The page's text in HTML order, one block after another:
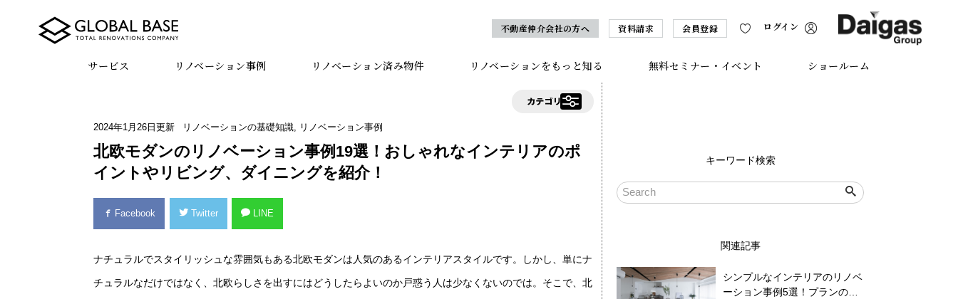
不動産仲介会社の方へ 資料請求 会員登録 ログイン
サービス リノベーション事例 リノベーション済み物件 リノベーションをもっと知る 無料セミナー・イベント ショールーム
2024年1月26日更新 リノベーションの基礎知識, リノベーション事例
北欧モダンのリノベーション事例19選！おしゃれなインテリアのポ
イントやリビング、ダイニングを紹介！
Facebook Twitter LINE
ナチュラルでスタイリッシュな雰囲気もある北欧モダンは人気のあるインテリアスタイルです。しかし、単にナ
チュラルなだけではなく、北欧らしさを出すにはどうしたらよいのか戸惑う人は少なくないのでは。そこで、北
キーワード検索
関連記事
シンプルなインテリアのリノベ
ーション事例5選！プランのポ